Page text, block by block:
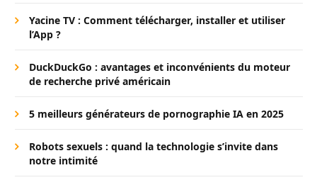
Yacine TV : Comment télécharger, installer et utiliser
l’App ?
DuckDuckGo : avantages et inconvénients du moteur
de recherche privé américain
5 meilleurs générateurs de pornographie IA en 2025
Robots sexuels : quand la technologie s’invite dans
notre intimité